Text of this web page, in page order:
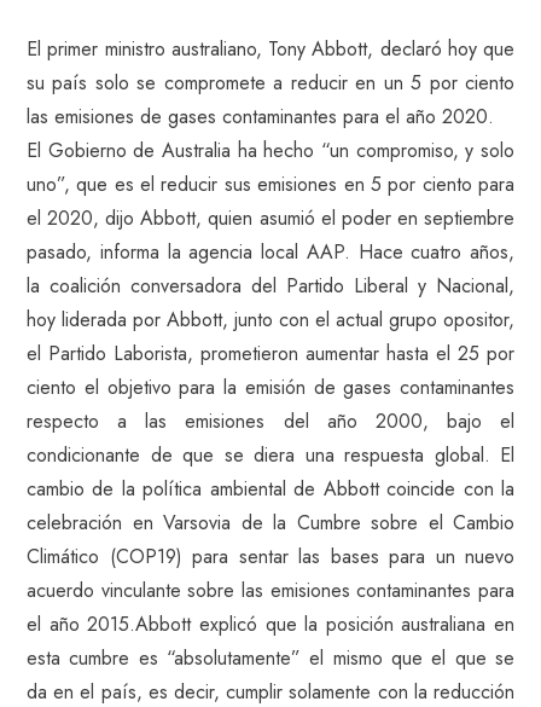
El primer ministro australiano, Tony Abbott, declaró hoy que
su país solo se compromete a reducir en un 5 por ciento
las emisiones de gases contaminantes para el año 2020.
El Gobierno de Australia ha hecho “un compromiso, y solo
uno”, que es el reducir sus emisiones en 5 por ciento para
el 2020, dijo Abbott, quien asumió el poder en septiembre
pasado, informa la agencia local AAP. Hace cuatro años,
la coalición conversadora del Partido Liberal y Nacional,
hoy liderada por Abbott, junto con el actual grupo opositor,
el Partido Laborista, prometieron aumentar hasta el 25 por
ciento el objetivo para la emisión de gases contaminantes
respecto a las emisiones del año 2000, bajo el
condicionante de que se diera una respuesta global. El
cambio de la política ambiental de Abbott coincide con la
celebración en Varsovia de la Cumbre sobre el Cambio
Climático (COP19) para sentar las bases para un nuevo
acuerdo vinculante sobre las emisiones contaminantes para
el año 2015.Abbott explicó que la posición australiana en
esta cumbre es “absolutamente” el mismo que el que se
da en el país, es decir, cumplir solamente con la reducción